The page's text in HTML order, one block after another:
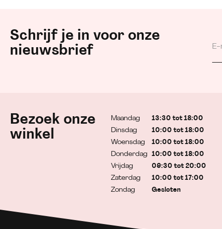
Schrijf je in voor onze
nieuwsbrief
Bezoek onze
winkel
Maandag
Dinsdag
Woensdag
Donderdag
Vrijdag
Zaterdag
Zondag
13:30 tot 18:00
10:00 tot 18:00
10:00 tot 18:00
10:00 tot 18:00
09:30 tot 20:00
10:00 tot 17:00
Gesloten